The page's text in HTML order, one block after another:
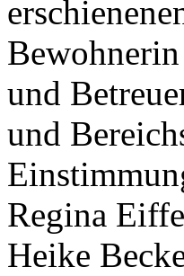
und
und
Regina
Heike